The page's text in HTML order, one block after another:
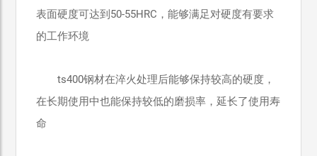
表面硬度可达到50-55HRC，能够满足对硬度有要求
的工作环境
ts400钢材在淬火处理后能够保持较高的硬度，
在长期使用中也能保持较低的磨损率，延长了使用寿
命